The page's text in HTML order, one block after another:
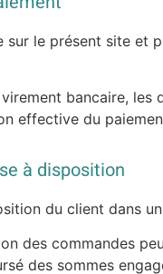
sur le présent site
bancaire,
effective du
à disposition
du client dans
des commandes
des sommes